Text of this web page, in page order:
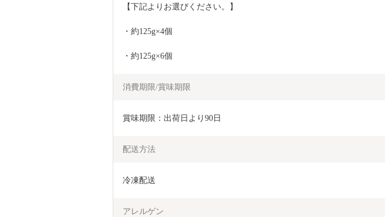
【下記よりお選びください。】
・約125g×4個
・約125g×6個
消費期限/賞味期限
賞味期限：出荷日より90日
配送方法
冷凍配送
アレルゲン